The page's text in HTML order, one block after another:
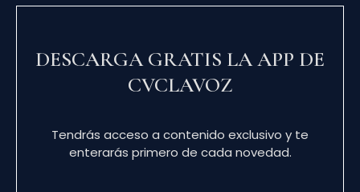
DESCARGA GRATIS LA APP DE
CVCLAVOZ
Tendrás acceso a contenido exclusivo y te
enterarás primero de cada novedad.